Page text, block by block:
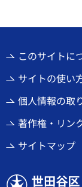
このサイトに
サイトの使い
個人情報の取
著作権・リン
サイトマップ
世田谷区